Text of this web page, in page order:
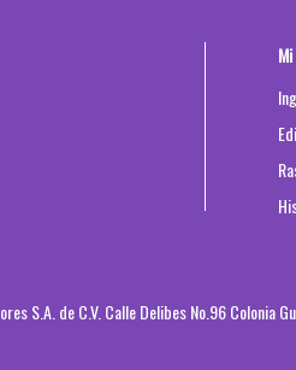
S.A. de C.V. Calle Delibes No.96 Colonia